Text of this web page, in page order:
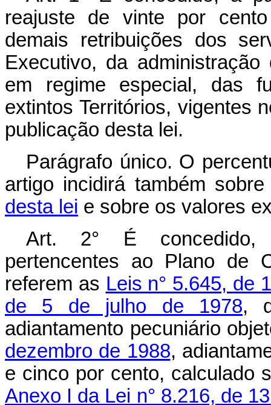
reajuste de vinte por
demais retribuições dos
Executivo, da
em regime especial, das
extintos Territórios, vigentes
publicação desta lei.
Parágrafo único. O
artigo incidirá também
desta lei e sobre os valores
Art. 2° É concedido,
pertencentes ao Plano de
referem as Leis n° 5.645, de
de 5 de julho de 1978,
adiantamento pecuniário
dezembro de 1988,
e cinco por cento, calculado
Anexo I da Lei n° 8.216, de